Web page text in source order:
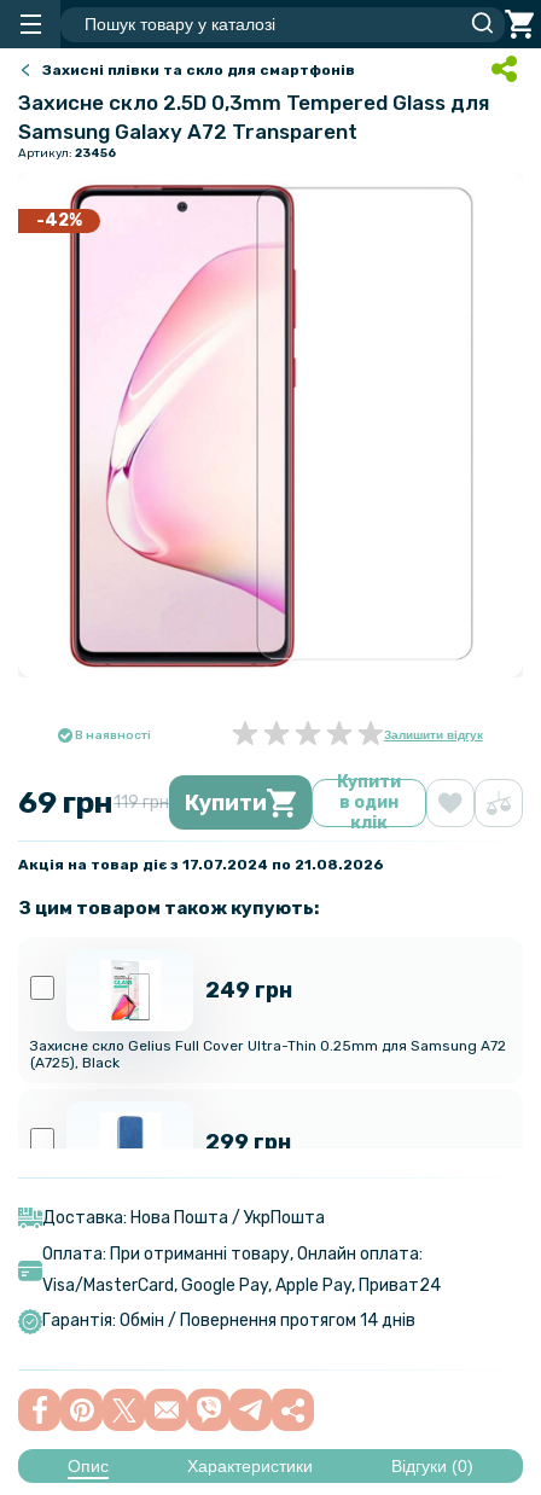
Захисні плівки та скло для смартфонів
Захисне скло 2.5D 0,3mm Tempered Glass для
Samsung Galaxy A72 Transparent
Артикул: 23456
-42%
В наявності Залишити відгук
69 грн119 грн Купити
Купити
в один
клік
Акція на товар діє з 17.07.2024 по 21.08.2026
З цим товаром також купують:
249 грн
Захисне скло Gelius Full Cover Ultra-Thin 0.25mm для Samsung A72
(A725), Black
299 грн
(A72)
279 грн
349 грн
137 грн
299 грн
Броньований чохол Armored Case для Samsung Galaxy A72
Доставка: Нова Пошта / УкрПошта
Оплата: При отриманні товару, Онлайн оплата:
Visa/MasterСard, Google Pay, Apple Pay, Приват24
Гарантія: Обмін / Повернення протягом 14 днів
Опис Характеристики Відгуки (0)